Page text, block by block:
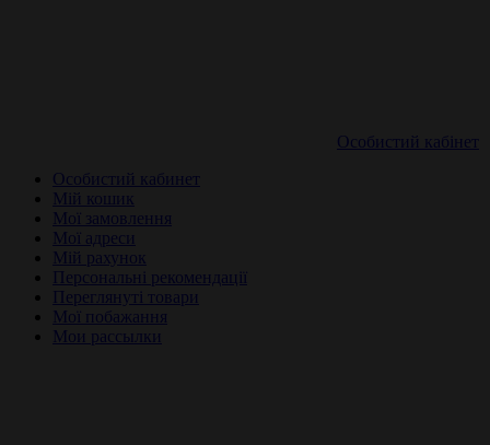
Особистий кабінет
Особистий кабинет
Мій кошик
Мої замовлення
Мої адреси
Мій рахунок
Персональні рекомендації
Переглянуті товари
Мої побажання
Мои рассылки